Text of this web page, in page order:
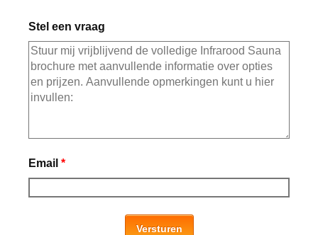
Stel een vraag
Email *
Versturen